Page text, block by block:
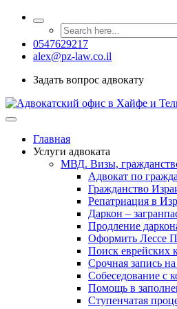
0547629217
alex@pz-law.co.il
Задать вопрос адвокату
Главная
Услуги адвоката
МВД. Визы,
Адвокат по
Гражданство
Репатриация в
Даркон –
Продление
Оформить Лессе
Поиск еврейских
Срочная запись
Собеседование с
Помощь в
Ступенчатая